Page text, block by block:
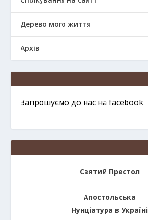
Дерево мого життя
Архів
Запрошуємо до нас на facebook
Святий Престол
Апостольська
Нунціатура в Україні